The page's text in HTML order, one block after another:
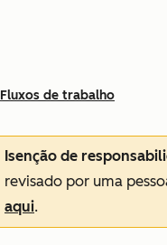
Fluxos de trabalho
Isenção de
revisado por uma
aqui.